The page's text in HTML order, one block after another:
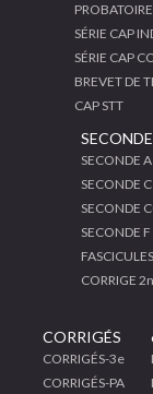
SÉRIE CAP
SÉRIE CAP
BREVET DE
CAP STT
SECONDE
SECONDE A
SECONDE C
SECONDE
SECONDE F
CORRIGE
CORRIGÉS
CORRIGÉS-3e
CORRIGÉS-PA